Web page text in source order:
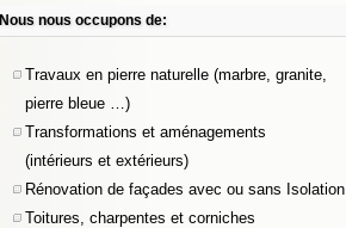
Nous nous occupons de:
Travaux en pierre naturelle (marbre, granite,
pierre bleue …)
Transformations et aménagements
(intérieurs et extérieurs)
Rénovation de façades avec ou sans Isolation
Toitures, charpentes et corniches